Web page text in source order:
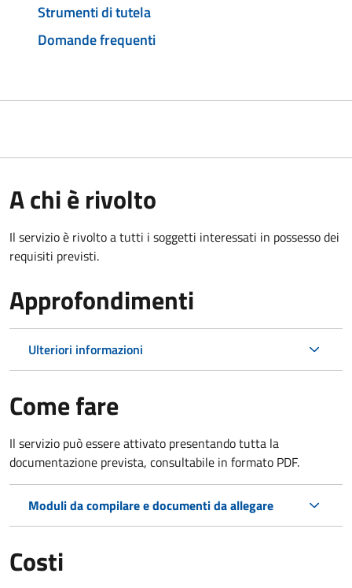
Strumenti di tutela
Domande frequenti
A chi è rivolto
Il servizio è rivolto a tutti i soggetti interessati in possesso dei
requisiti previsti.
Approfondimenti
Ulteriori informazioni
Come fare
Il servizio può essere attivato presentando tutta la
documentazione prevista, consultabile in formato PDF.
Moduli da compilare e documenti da allegare
Costi